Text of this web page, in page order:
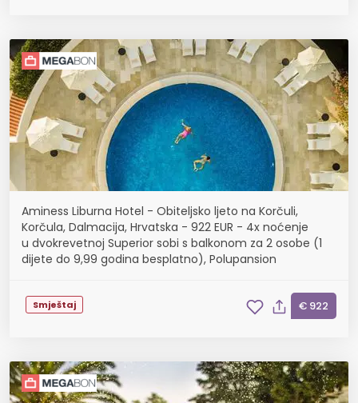
Aminess Liburna Hotel - Obiteljsko ljeto na Korčuli,
Korčula, Dalmacija, Hrvatska - 922 EUR - 4x noćenje
u dvokrevetnoj Superior sobi s balkonom za 2 osobe (1
dijete do 9,99 godina besplatno), Polupansion
Smještaj € 922